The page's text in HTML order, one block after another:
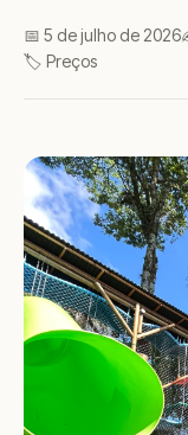
📅 5 de julho de 2026
🏷️ Preços